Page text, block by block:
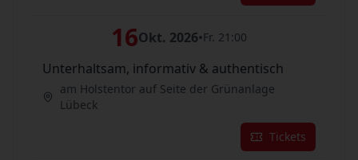
16Okt. 2026•Fr. 21:00
Unterhaltsam, informativ & authentisch
am Holstentor auf Seite der Grünanlage
Lübeck
Tickets